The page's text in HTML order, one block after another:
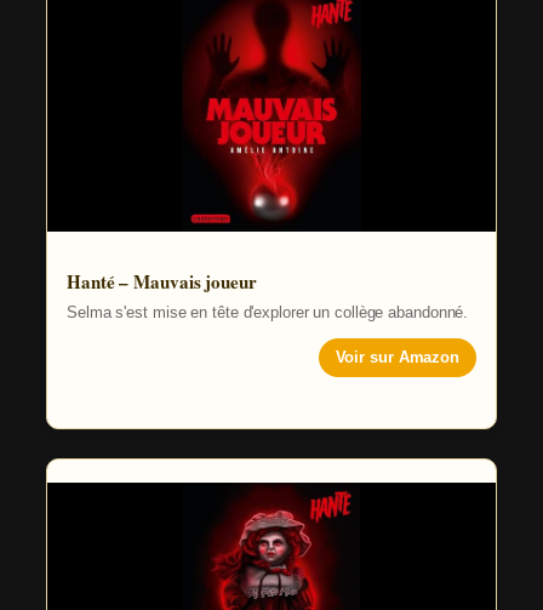
Hanté – Mauvais joueur
Selma s'est mise en tête d'explorer un collège abandonné.
Voir sur Amazon